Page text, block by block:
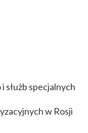
służb specjalnych
w Rosji